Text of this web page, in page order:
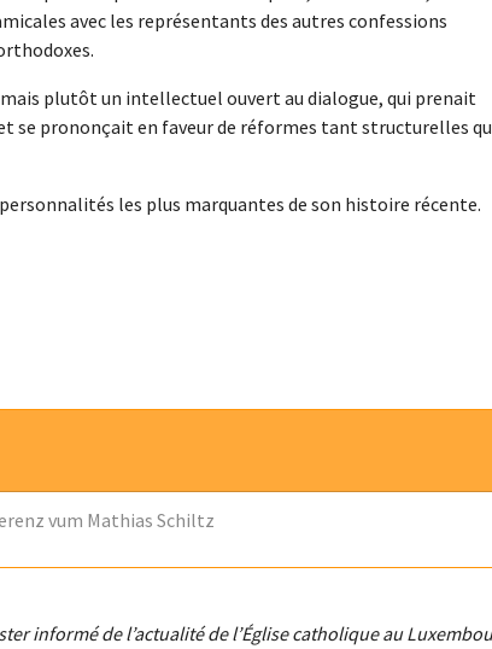
avec les représentants des autres confessions
plutôt un intellectuel ouvert au dialogue, qui prenait
se prononçait en faveur de réformes tant structurelles
les plus marquantes de son histoire récente.
vum Mathias Schiltz
informé de l’actualité de l’Église catholique au